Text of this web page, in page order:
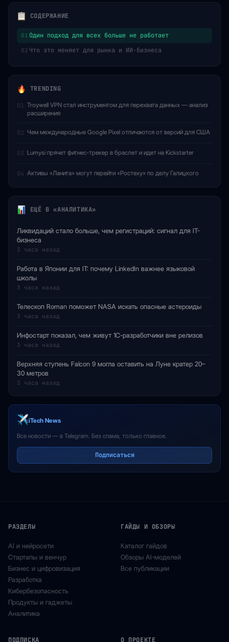
СОДЕРЖАНИЕ
01 Один подход для всех больше не работает
02 Что это меняет для рынка и ИИ-бизнеса
TRENDING
01 Troywell VPN стал инструментом для перехвата данных — анализ
расширения
02 Чем международные Google Pixel отличаются от версий для США
03 Lumysi прячет фитнес-трекер в браслет и идет на Kickstarter
04 Активы «Ланита» могут перейти «Ростеху» по делу Галицкого
ЕЩЁ В «АНАЛИТИКА»
Ликвидаций стало больше, чем регистраций: сигнал для IT-
бизнеса
3 часа назад
Работа в Японии для IT: почему LinkedIn важнее языковой
школы
3 часа назад
Телескоп Roman поможет NASA искать опасные астероиды
3 часа назад
Инфостарт показал, чем живут 1С-разработчики вне релизов
3 часа назад
Верхняя ступень Falcon 9 могла оставить на Луне кратер 20–
30 метров
3 часа назад
iTech News
Все новости — в Telegram. Без спама, только главное.
Подписаться
РАЗДЕЛЫ
AI и нейросети
Стартапы и венчур
Бизнес и цифровизация
Разработка
Кибербезопасность
Продукты и гаджеты
Аналитика
ГАЙДЫ И ОБЗОРЫ
Каталог гайдов
Обзоры AI-моделей
Все публикации
ПОДПИСКА О ПРОЕКТЕ